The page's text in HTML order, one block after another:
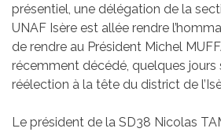
présentiel, une délégation de la
UNAF Isère est allée rendre
de rendre au Président Michel
récemment décédé, quelques jours
réélection à la tête du district de
Le président de la SD38 Nicolas